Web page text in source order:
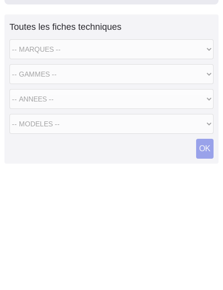
Toutes les fiches techniques